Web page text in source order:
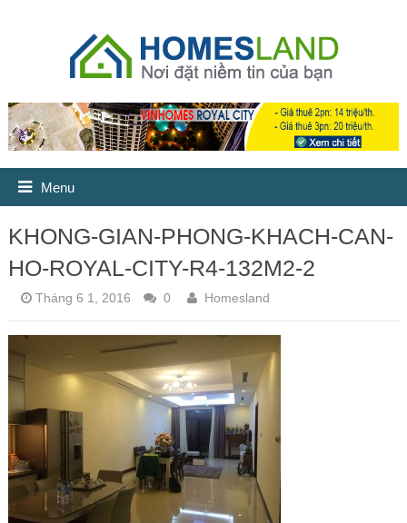
Menu
KHONG-GIAN-PHONG-KHACH-CAN-
HO-ROYAL-CITY-R4-132M2-2
Tháng 6 1, 2016 0 Homesland